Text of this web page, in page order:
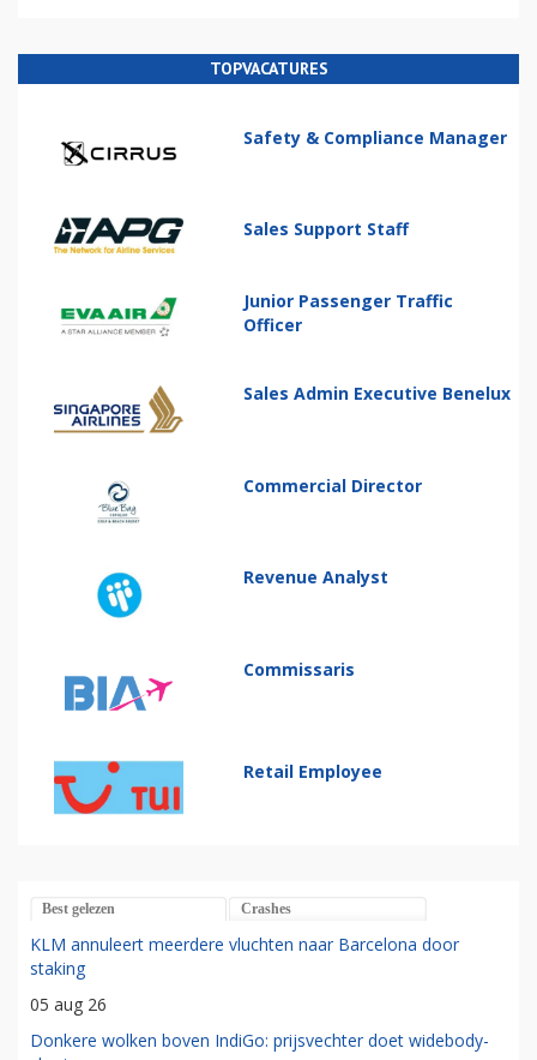
TOPVACATURES
Safety & Compliance Manager
Sales Support Staff
Junior Passenger Traffic
Officer
Sales Admin Executive Benelux
Commercial Director
Revenue Analyst
Commissaris
Retail Employee
Best gelezen Crashes
KLM annuleert meerdere vluchten naar Barcelona door
staking
05 aug 26
Donkere wolken boven IndiGo: prijsvechter doet widebody-